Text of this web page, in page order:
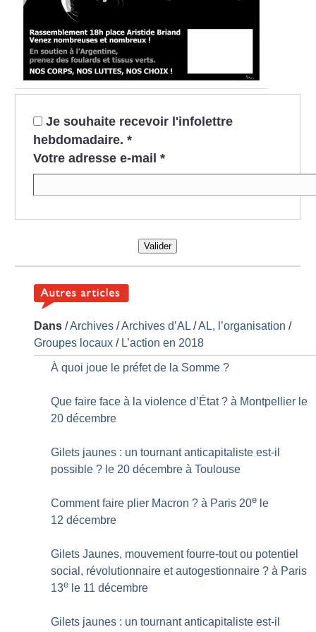
Je souhaite recevoir l'infolettre
hebdomadaire. *
Votre adresse e-mail *
Valider
Dans /Archives /Archives d’AL /AL, l’organisation /
Groupes locaux / L’action en 2018
À quoi joue le préfet de la Somme ?
Que faire face à la violence d’État ? à Montpellier le
20 décembre
Gilets jaunes : un tournant anticapitaliste est-il
possible ? le 20 décembre à Toulouse
Comment faire plier Macron ? à Paris 20e le
12 décembre
Gilets Jaunes, mouvement fourre-tout ou potentiel
social, révolutionnaire et autogestionnaire ? à Paris
13e le 11 décembre
Gilets jaunes : un tournant anticapitaliste est-il